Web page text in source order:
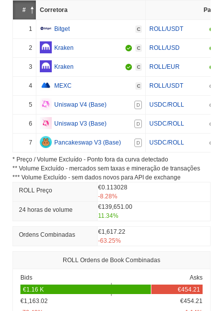
# Corretora Par
1 Bitget C ROLL/USDT
2 Kraken C ROLL/USD
3 Kraken C ROLL/EUR
4 MEXC C ROLL/USDT
5 Uniswap V4 (Base) D USDC/ROLL
6 Uniswap V3 (Base) D USDC/ROLL
7 Pancakeswap V3 (Base) D USDC/ROLL
* Preço / Volume Excluído - Ponto fora da curva detectado
** Volume Excluído - mercados sem taxas e mineração de transações
*** Volume Excluído - sem dados novos para API de exchange
ROLL Preço
€0.113028
-8.28%
24 horas de volume
€139,651.00
11.34%
Ordens Combinadas
€1,617.22
-63.25%
ROLL Ordens de Book Combinadas
Bids Asks
€1,163.02
€454.21